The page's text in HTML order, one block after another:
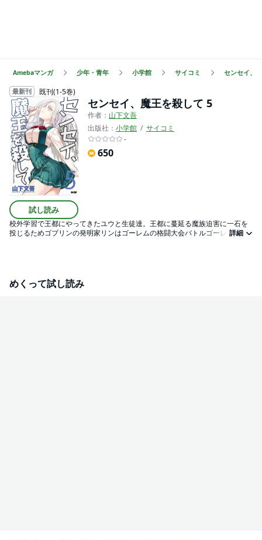
Amebaマンガ 少年・青年 小学館 サイコミ センセイ、
最新刊 既刊(1-5巻)
試し読み
センセイ、魔王を殺して 5
作者： 山下文吾
出版社： 小学館
サイコミ
-
650
校外学習で王都にやってきたユウと生徒達。王都に蔓延る魔族迫害に一石を
投じるためゴブリンの発明家リンはゴーレムの格闘大会バトルゴーレムに参
詳細
めくって試し読み